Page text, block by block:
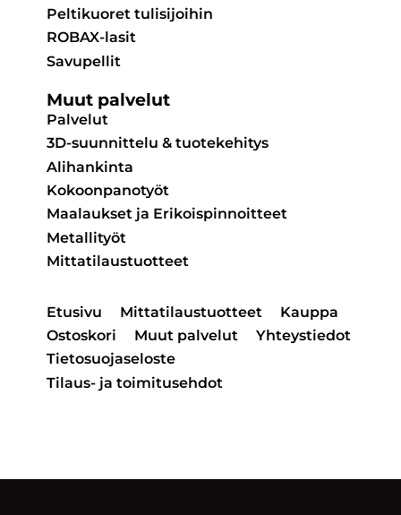
Peltikuoret tulisijoihin
ROBAX-lasit
Savupellit
Muut palvelut
Palvelut
3D-suunnittelu & tuotekehitys
Alihankinta
Kokoonpanotyöt
Maalaukset ja Erikoispinnoitteet
Metallityöt
Mittatilaustuotteet
Etusivu Mittatilaustuotteet
Kauppa
Ostoskori
Muut palvelut
Yhteystiedot
Tietosuojaseloste
Tilaus- ja toimitusehdot